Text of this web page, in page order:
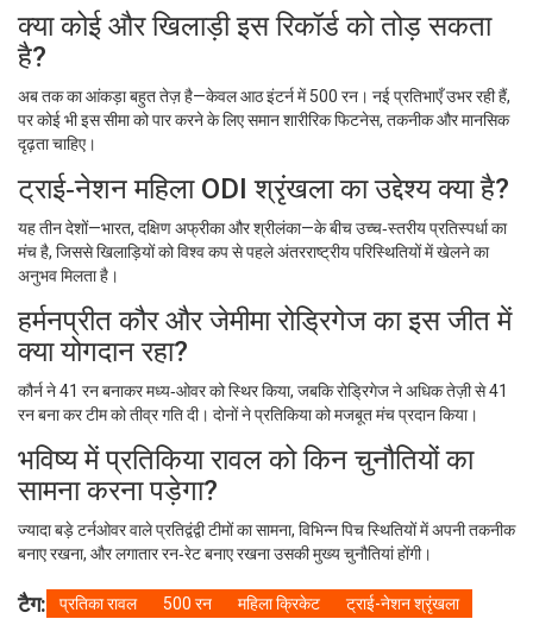
क्या कोई और खिलाड़ी इस रिकॉर्ड को तोड़ सकता
है?
अब तक का आंकड़ा बहुत तेज़ है—केवल आठ इंटर्न में 500 रन। नई प्रतिभाएँ उभर रही हैं,
पर कोई भी इस सीमा को पार करने के लिए समान शारीरिक फिटनेस, तकनीक और मानसिक
दृढ़ता चाहिए।
ट्राई‑नेशन महिला ODI श्रृंखला का उद्देश्य क्या है?
यह तीन देशों—भारत, दक्षिण अफ्रीका और श्रीलंका—के बीच उच्च‑स्तरीय प्रतिस्पर्धा का
मंच है, जिससे खिलाड़ियों को विश्व कप से पहले अंतरराष्ट्रीय परिस्थितियों में खेलने का
अनुभव मिलता है।
हर्मनप्रीत कौर और जेमीमा रोड्रिगेज का इस जीत में
क्या योगदान रहा?
कौर्न ने 41 रन बनाकर मध्य‑ओवर को स्थिर किया, जबकि रोड्रिगेज ने अधिक तेज़ी से 41
रन बना कर टीम को तीव्र गति दी। दोनों ने प्रतिकिया को मजबूत मंच प्रदान किया।
भविष्य में प्रतिकिया रावल को किन चुनौतियों का
सामना करना पड़ेगा?
ज्यादा बड़े टर्नओवर वाले प्रतिद्वंद्वी टीमों का सामना, विभिन्न पिच स्थितियों में अपनी तकनीक
बनाए रखना, और लगातार रन‑रेट बनाए रखना उसकी मुख्य चुनौतियां होंगी।
टैग: प्रतिका रावल 500 रन महिला क्रिकेट
ट्राई-नेशन श्रृंखला